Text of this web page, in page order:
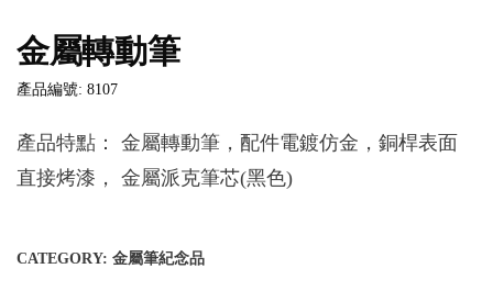
金屬轉動筆
產品編號: 8107
產品特點： 金屬轉動筆，配件電鍍仿金，銅桿表面
直接烤漆， 金屬派克筆芯(黑色)
CATEGORY: 金屬筆紀念品